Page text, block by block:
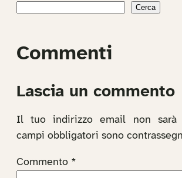
Cerca
Commenti
Lascia un commento
Il tuo indirizzo email non sarà
campi obbligatori sono
Commento *